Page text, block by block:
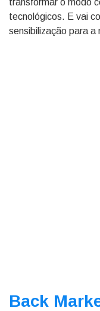
transformar o modo
tecnológicos. E vai
sensibilização para a
Back